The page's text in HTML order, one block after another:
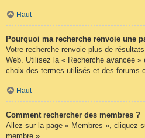
Haut
Pourquoi ma recherche renvoie une
Votre recherche renvoie plus de
Web. Utilisez la « Recherche avancée
choix des termes utilisés et des forums
Haut
Comment rechercher des membres ?
Allez sur la page « Membres », cliquez
membre ».